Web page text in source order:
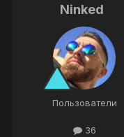
Ninked
Пользователи
36